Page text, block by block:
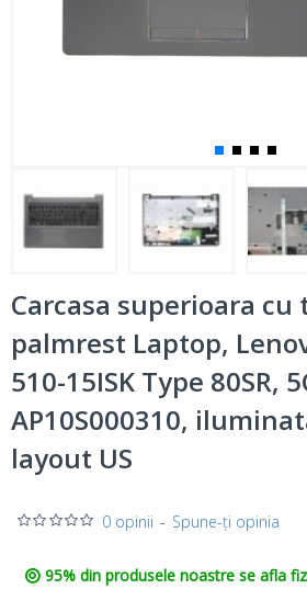
Carcasa superioara
palmrest Laptop,
510-15ISK Type 80SR,
AP10S000310,
layout US
0 opinii - Spune-ţi opinia